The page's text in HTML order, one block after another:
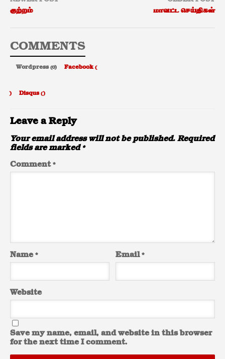
குற்றம் மாவட்ட செய்திகள்
COMMENTS
Wordpress (0) Facebook (
) Disqus ( )
Leave a Reply
Your email address will not be published. Required
fields are marked *
Comment*
Name* Email*
Website
Save my name, email, and website in this browser
for the next time I comment.